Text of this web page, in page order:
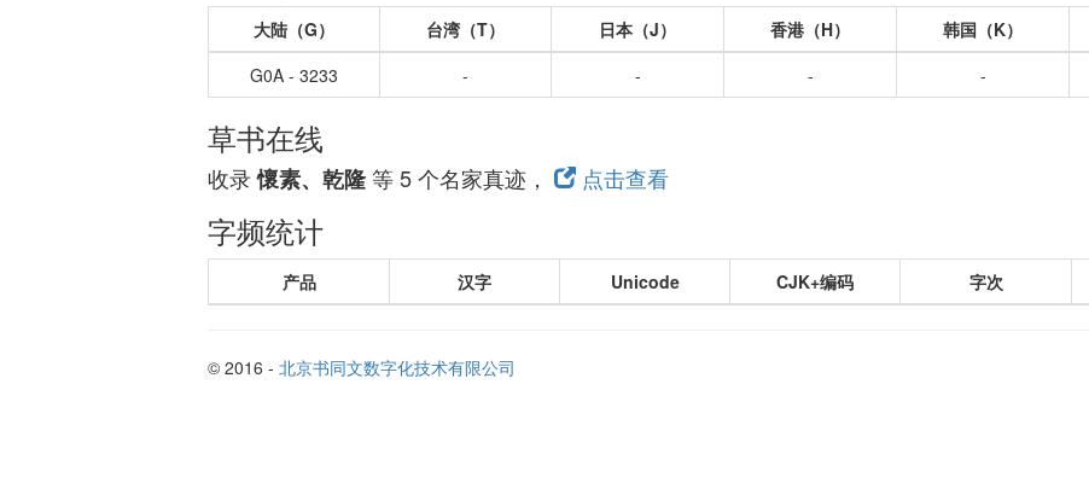
大陆（G） 台湾（T） 日本（J） 香港（H） 韩国（K）
G0A - 3233
- - - -
草书在线
收录懷素、乾隆等 5 个名家真迹， 点击查看
字频统计
产品 汉字 Unicode CJK+编码 字次
© 2016 - 北京书同文数字化技术有限公司